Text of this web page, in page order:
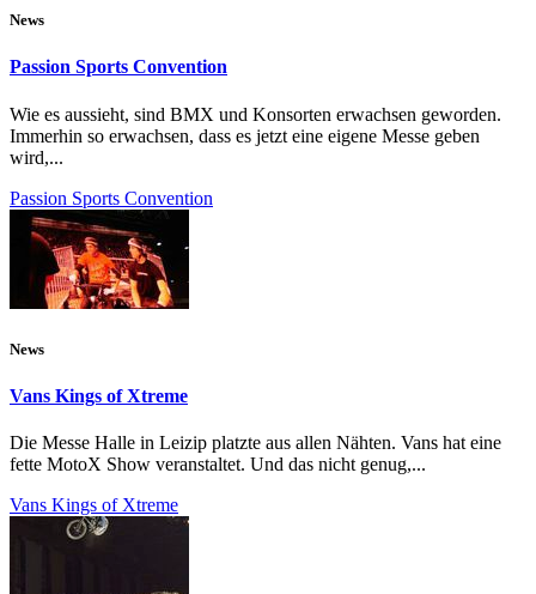
News
Passion Sports Convention
Wie es aussieht, sind BMX und Konsorten erwachsen geworden.
Immerhin so erwachsen, dass es jetzt eine eigene Messe geben
wird,...
Passion Sports Convention
News
Vans Kings of Xtreme
Die Messe Halle in Leizip platzte aus allen Nähten. Vans hat eine
fette MotoX Show veranstaltet. Und das nicht genug,...
Vans Kings of Xtreme